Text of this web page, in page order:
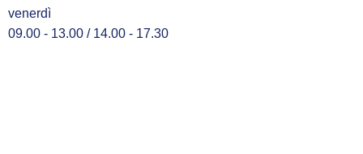
venerdì
09.00 - 13.00 / 14.00 - 17.30